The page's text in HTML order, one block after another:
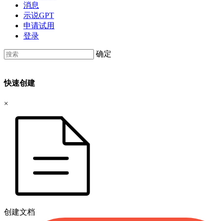
消息
示说GPT
申请试用
登录
确定
快速创建
×
创建文档